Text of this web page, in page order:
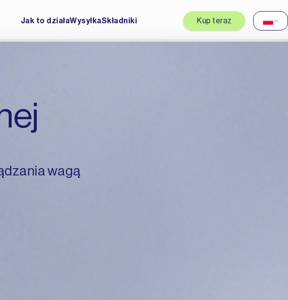
Jak to działaWysyłkaSkładniki Kup teraz
wagą